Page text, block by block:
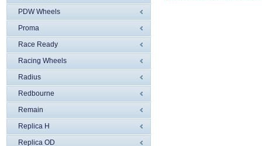
PDW Wheels
Proma
Race Ready
Racing Wheels
Radius
Redbourne
Remain
Replica H
Replica OD